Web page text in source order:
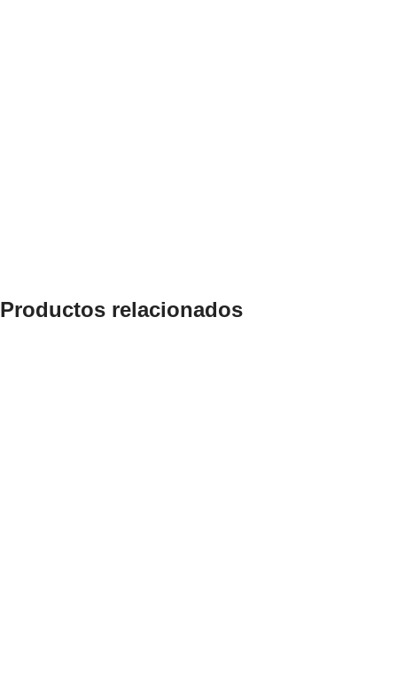
Productos relacionados